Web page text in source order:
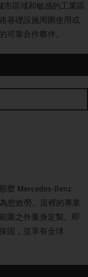
市區域和敏感的工業區
基礎設施周圍使用或
可靠合作夥伴。
麼 Mercedes‑Benz
您效勞。這裡的專業
圍之外量身定製。即
固，並享有全球